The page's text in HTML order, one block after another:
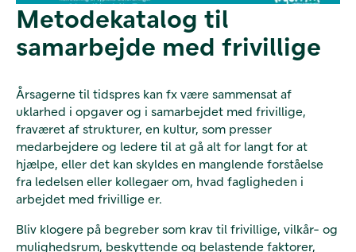
Metodekatalog til
samarbejde med frivillige
Årsagerne til tidspres kan fx være sammensat af
uklarhed i opgaver og i samarbejdet med frivillige,
fraværet af strukturer, en kultur, som presser
medarbejdere og ledere til at gå alt for langt for at
hjælpe, eller det kan skyldes en manglende forståelse
fra ledelsen eller kollegaer om, hvad fagligheden i
arbejdet med frivillige er.
Bliv klogere på begreber som krav til frivillige, vilkår- og
mulighedsrum, beskyttende og belastende faktorer,